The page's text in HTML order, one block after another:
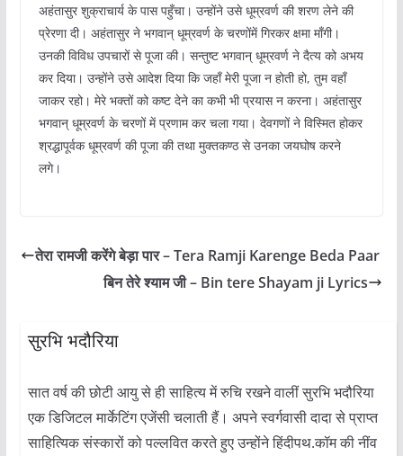
अहंतासुर शुक्राचार्य के पास पहुँचा। उन्होंने उसे धूम्रवर्ण की शरण लेने की
प्रेरणा दी। अहंतासुर ने भगवान् धूम्रवर्ण के चरणोंमें गिरकर क्षमा माँगी।
उनकी विविध उपचारों से पूजा की। सन्तुष्ट भगवान् धूम्रवर्ण ने दैत्य को अभय
कर दिया। उन्होंने उसे आदेश दिया कि जहाँ मेरी पूजा न होती हो, तुम वहाँ
जाकर रहो। मेरे भक्तों को कष्ट देने का कभी भी प्रयास न करना। अहंतासुर
भगवान् धूम्रवर्ण के चरणों में प्रणाम कर चला गया। देवगणों ने विस्मित होकर
श्रद्धापूर्वक धूम्रवर्ण की पूजा की तथा मुक्तकण्ठ से उनका जयघोष करने
लगे।
तेरा रामजी करेंगे बेड़ा पार – Tera Ramji Karenge Beda Paar
बिन तेरे श्याम जी – Bin tere Shayam ji Lyrics
सुरभि भदौरिया
सात वर्ष की छोटी आयु से ही साहित्य में रुचि रखने वालीं सुरभि भदौरिया
एक डिजिटल मार्केटिंग एजेंसी चलाती हैं। अपने स्वर्गवासी दादा से प्राप्त
साहित्यिक संस्कारों को पल्लवित करते हुए उन्होंने हिंदीपथ.कॉम की नींव